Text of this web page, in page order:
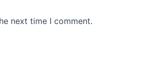
next time I comment.